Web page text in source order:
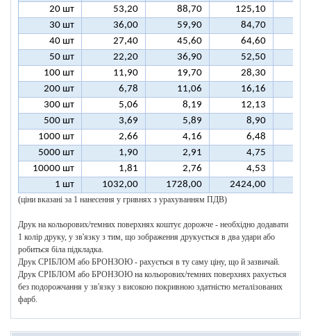
20 шт
53,20 88,70 125,10
30 шт
36,00 59,90 84,70
40 шт
27,40 45,60 64,60
50 шт
22,20 36,90 52,50
100 шт
11,90 19,70 28,30
200 шт
6,78 11,06 16,16
300 шт
5,06 8,19 12,13
500 шт
3,69 5,89 8,90
1000 шт
2,66 4,16 6,48
5000 шт
1,90 2,91 4,75
10000 шт
1,81 2,76 4,53
1 шт
1032,00 1728,00 2424,00
(ціни вказані за 1 нанесення у гривнях з урахуванням ПДВ)
Друк на кольорових/темних поверхнях коштує дорожче - необхідно додавати
1 колір друку, у зв'язку з тим, що зображення друкується в два удари або
робиться біла підкладка.
Друк СРІБЛОМ або БРОНЗОЮ - рахується в ту саму ціну, що й зазвичай.
Друк СРІБЛОМ або БРОНЗОЮ на кольорових/темних поверхнях рахується
без подорожчання у зв'язку з високою покривною здатністю металізованих
фарб.